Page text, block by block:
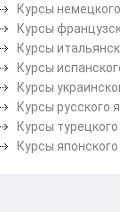
Курсы
Курсы
Курсы
Курсы
Курсы
Курсы русского
Курсы
Курсы